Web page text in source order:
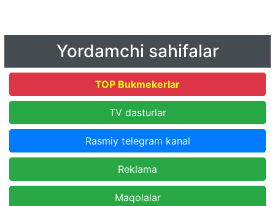
Yordamchi sahifalar
TOP Bukmekerlar
TV dasturlar
Rasmiy telegram kanal
Reklama
Maqolalar